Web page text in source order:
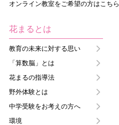
オンライン教室をご希望の方はこちら
花まるとは
教育の未来に対する思い
「算数脳」とは
花まるの指導法
野外体験とは
中学受験をお考えの方へ
環境